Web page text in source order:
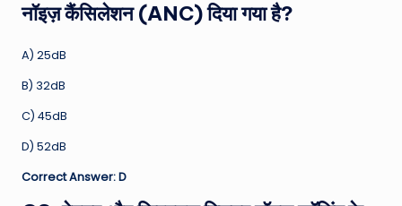
नॉइज़ कैंसिलेशन (ANC) दिया गया है?
A) 25dB
B) 32dB
C) 45dB
D) 52dB
Correct Answer: D